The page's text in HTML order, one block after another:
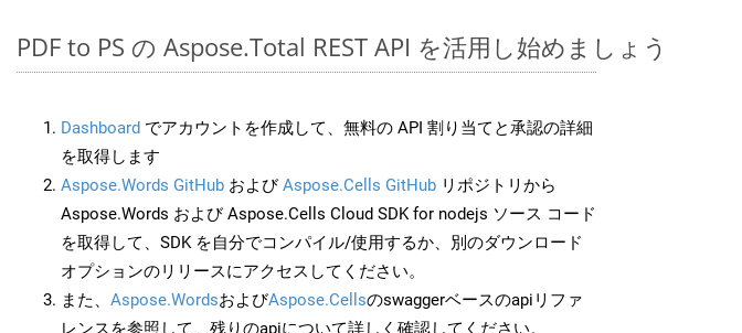
PDF to PS の Aspose.Total REST API を活用し始めましょう
Dashboard でアカウントを作成して、無料の API 割り当てと承認の詳細
を取得します
Aspose.Words GitHub およびAspose.Cells GitHub リポジトリから
Aspose.Words および Aspose.Cells Cloud SDK for nodejs ソース コード
を取得して、SDK を自分でコンパイル/使用するか、別のダウンロード
オプションのリリースにアクセスしてください。
また、 Aspose.WordsおよびAspose.Cellsのswaggerベースのapiリファ
レンスを参照して、残りのapiについて詳しく確認してください。